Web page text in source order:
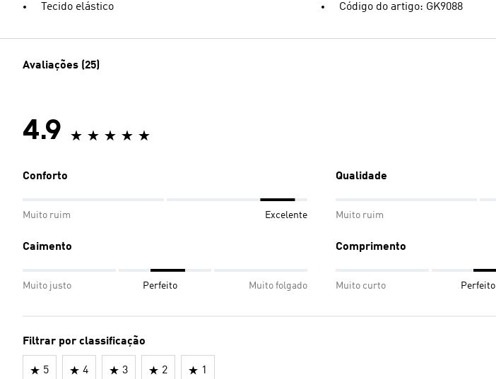
Tecido elástico Código do artigo: GK9088
Avaliações (25)
4.9
Conforto
Muito ruim Excelente
Qualidade
Muito ruim
Caimento
Muito justo Perfeito Muito folgado
Comprimento
Muito curto Perfeito
Filtrar por classificação
5 4 3 2 1